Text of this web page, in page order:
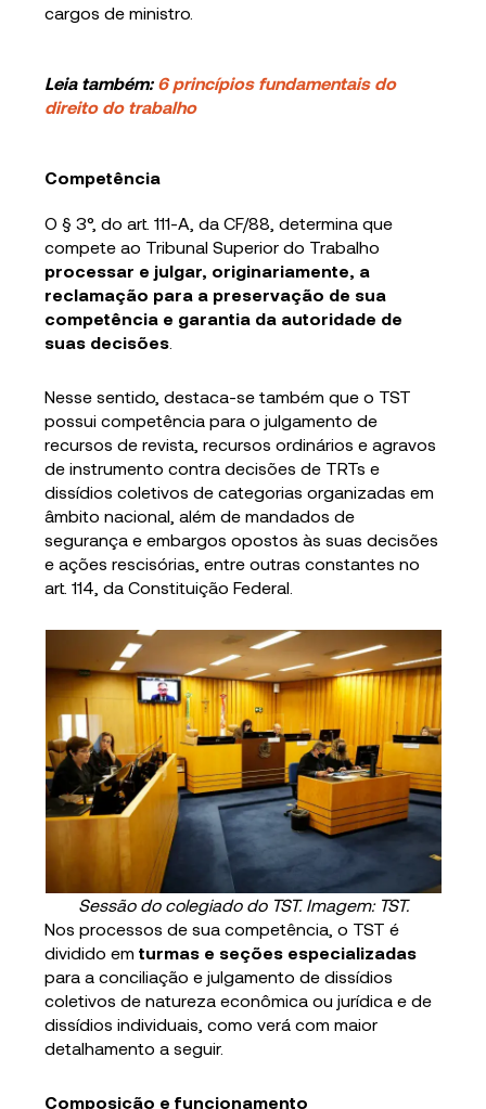
cargos de ministro.
Leia também: 6 princípios fundamentais do
direito do trabalho
Competência
O § 3°, do art. 111-A, da CF/88, determina que
compete ao Tribunal Superior do Trabalho
processar e julgar, originariamente, a
reclamação para a preservação de sua
competência e garantia da autoridade de
suas decisões
Nesse sentido, destaca-se também que o TST
possui competência para o julgamento de
recursos de revista, recursos ordinários e agravos
de instrumento contra decisões de TRTs e
dissídios coletivos de categorias organizadas em
âmbito nacional, além de mandados de
segurança e embargos opostos às suas decisões
e ações rescisórias, entre outras constantes no
art. 114, da Constituição Federal.
Sessão do colegiado do TST. Imagem: TST.
Nos processos de sua competência, o TST é
dividido emturmas e seções especializadas
para a conciliação e julgamento de dissídios
coletivos de natureza econômica ou jurídica e de
dissídios individuais, como verá com maior
detalhamento a seguir.
Composição e funcionamento